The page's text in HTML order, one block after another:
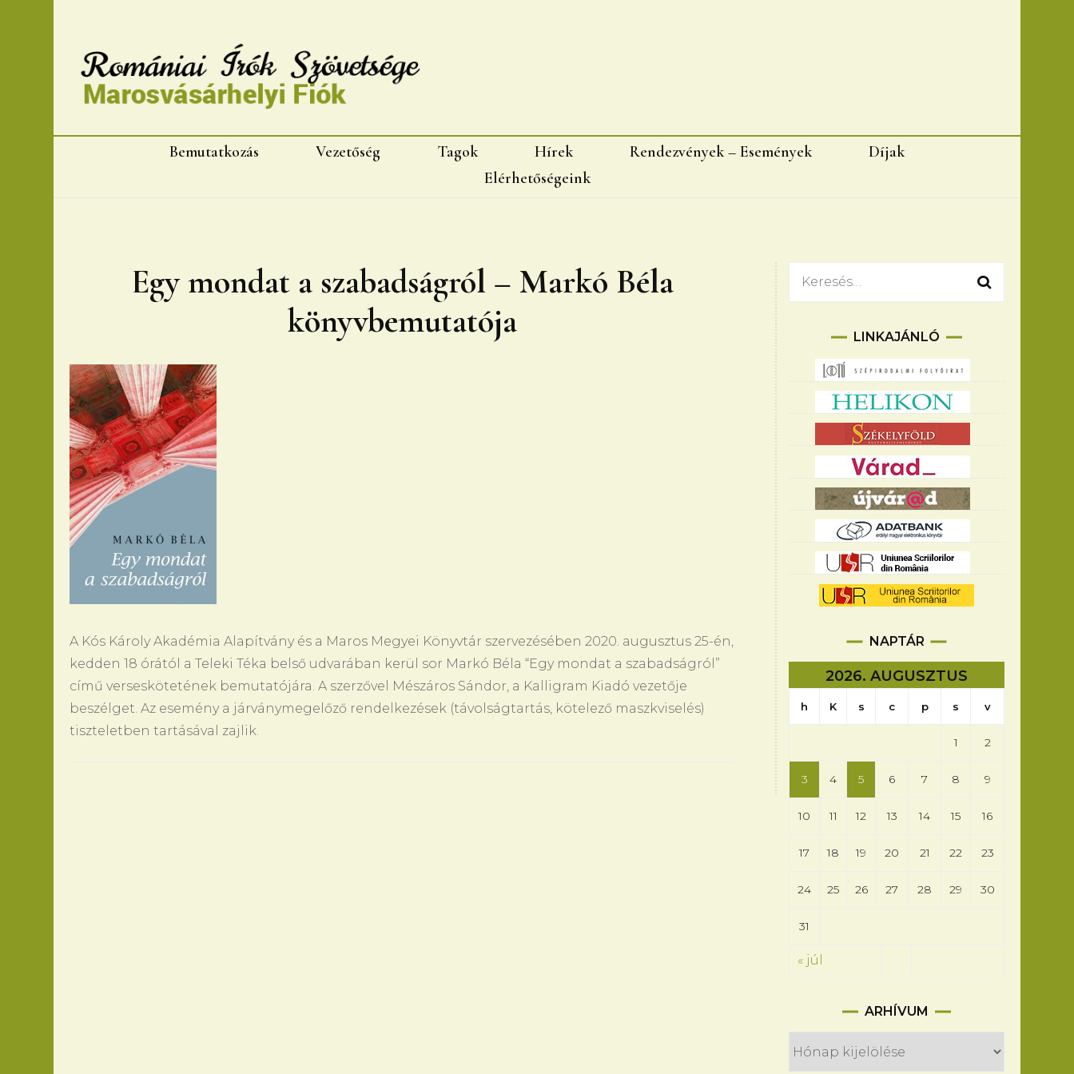
Romániai Írók Szövetsége, Marosvásárhelyi fiok
Bemutatkozás Vezetőség Tagok Hírek Rendezvények – Események
Díjak
Elérhetőségeink
Egy mondat a szabadságról – Markó Béla
könyvbemutatója
A Kós Károly Akadémia Alapítvány és a Maros Megyei Könyvtár szervezésében 2020. augusztus 25-én,
kedden 18 órától a Teleki Téka belső udvarában kerül sor Markó Béla “Egy mondat a szabadságról”
című verseskötetének bemutatójára. A szerzővel Mészáros Sándor, a Kalligram Kiadó vezetője
beszélget. Az esemény a járványmegelőző rendelkezések (távolságtartás, kötelező maszkviselés)
tiszteletben tartásával zajlik.
Keresés:
LINKAJÁNLÓ
NAPTÁR
2026. AUGUSZTUS
h K s c p s v
1 2
3 4 5 6 7 8 9
10 11 12 13 14 15 16
17 18 19 20 21 22 23
24 25 26 27 28 29 30
31
« júl
ARHÍVUM
Arhívum